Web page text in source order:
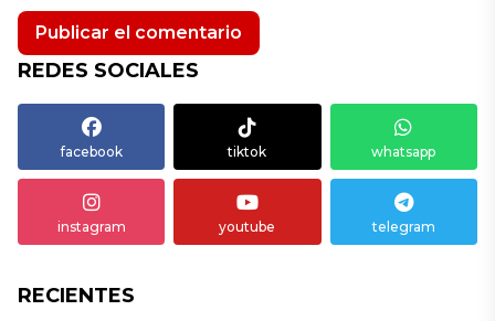
REDES SOCIALES
facebook tiktok whatsapp
instagram youtube telegram
RECIENTES